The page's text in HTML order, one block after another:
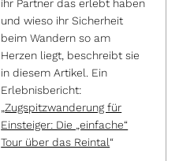
ihr Partner das erlebt haben
und wieso ihr Sicherheit
beim Wandern so am
Herzen liegt, beschreibt sie
in diesem Artikel. Ein
Erlebnisbericht:
„Zugspitzwanderung für
Einsteiger: Die „einfache“
Tour über das Reintal“